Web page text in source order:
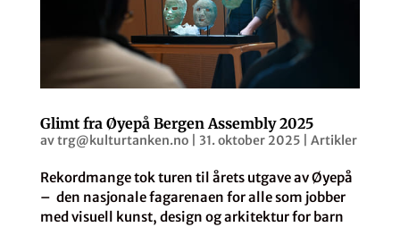
Glimt fra Øyepå Bergen Assembly 2025
avtrg@kulturtanken.no| 31. oktober 2025| Artikler
Rekordmange tok turen til årets utgave av Øyepå
– den nasjonale fagarenaen for alle som jobber
med visuell kunst, design og arkitektur for barn